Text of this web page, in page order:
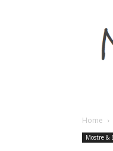
Home
Mostre &